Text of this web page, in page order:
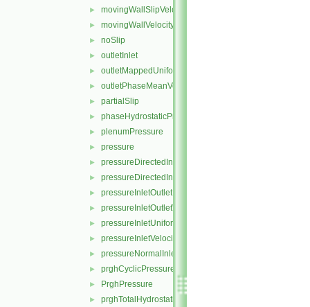
► movingWallSlipVelocity
► movingWallVelocity
► noSlip
► outletInlet
► outletMappedUniformInlet
► outletPhaseMeanVelocity
► partialSlip
► phaseHydrostaticPressure
► plenumPressure
► pressure
► pressureDirectedInletOutletVelocity
► pressureDirectedInletVelocity
► pressureInletOutletParSlipVelocity
► pressureInletOutletVelocity
► pressureInletUniformVelocity
► pressureInletVelocity
► pressureNormalInletOutletVelocity
► prghCyclicPressure
► PrghPressure
► prghTotalHydrostaticPressure